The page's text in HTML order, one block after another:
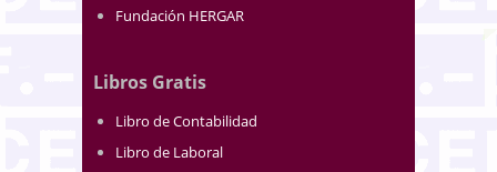
Fundación HERGAR
Libros Gratis
Libro de Contabilidad
Libro de Laboral